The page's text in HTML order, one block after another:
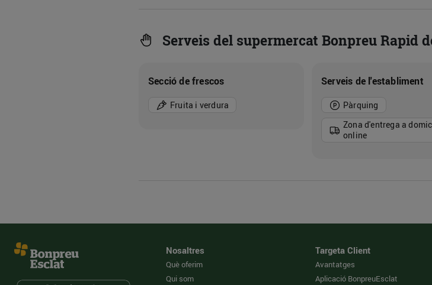
Serveis del supermercat Bonpreu Rapid
Secció de frescos
Fruita i verdura
Serveis de l'establiment
Pàrquing
Zona d'entrega a
online
Nosaltres
Què oferim
Qui som
Targeta Client
Avantatges
Aplicació BonpreuEsclat